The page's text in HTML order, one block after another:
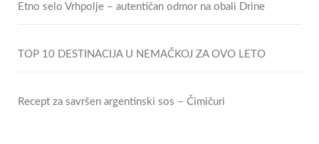
Etno selo Vrhpolje – autentičan odmor na obali Drine
TOP 10 DESTINACIJA U NEMAČKOJ ZA OVO LETO
Recept za savršen argentinski sos – Čimičuri